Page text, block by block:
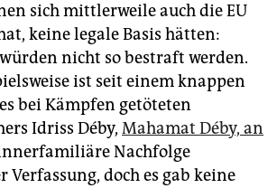
sich mittlerweile auch die EU
keine legale Basis hätten:
nicht so bestraft werden.
ist seit einem knappen
bei Kämpfen getöteten
Idriss Déby, Mahamat Déby, an
Nachfolge
Verfassung, doch es gab keine